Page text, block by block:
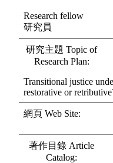
Research fellow
研究員
研究主題 Topic of
Research Plan:
Transitional justice
restorative or
網頁 Web Site:
著作目錄 Article
Catalog: